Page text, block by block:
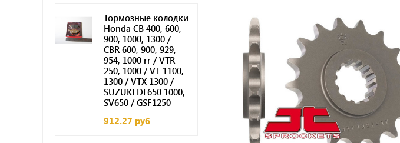
Тормозные колодки
Honda CB 400, 600,
900, 1000, 1300 /
CBR 600, 900, 929,
954, 1000 rr / VTR
250, 1000 / VT 1100,
1300 / VTX 1300 /
SUZUKI DL650 1000,
SV650 / GSF1250
912.27 руб